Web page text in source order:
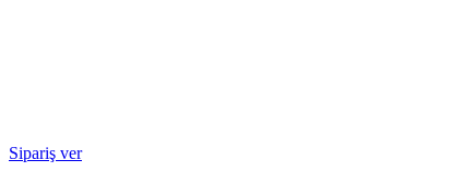
Sipariş ver